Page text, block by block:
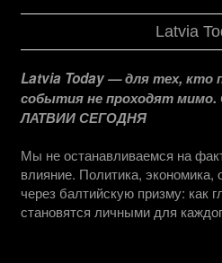
Latvia
Latvia Today — для тех, кто
события не проходят
ЛАТВИИ СЕГОДНЯ
Мы не останавливаемся на
влияние. Политика, экономика,
через балтийскую призму: как
становятся личными для